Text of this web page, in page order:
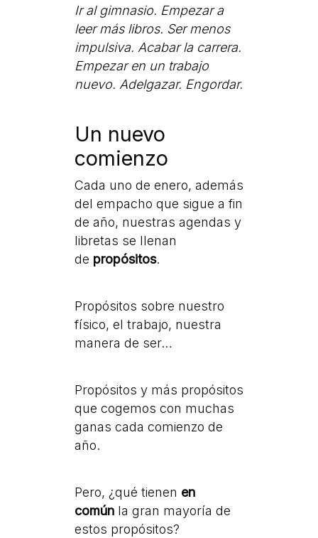
Ir al gimnasio. Empezar a
leer más libros. Ser menos
impulsiva. Acabar la carrera.
Empezar en un trabajo
nuevo. Adelgazar. Engordar.
Un nuevo
comienzo
Cada uno de enero, además
del empacho que sigue a fin
de año, nuestras agendas y
libretas se llenan
de propósitos.
Propósitos sobre nuestro
físico, el trabajo, nuestra
manera de ser…
Propósitos y más propósitos
que cogemos con muchas
ganas cada comienzo de
año.
Pero, ¿qué tienen en
común la gran mayoría de
estos propósitos?